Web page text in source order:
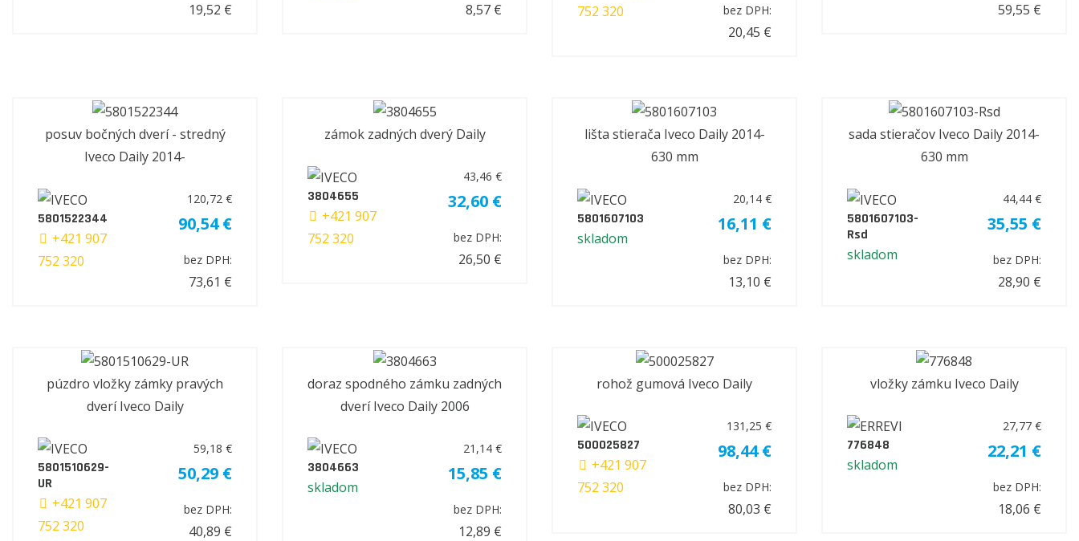
19,52 € 8,57 €
752 320
bez DPH:
20,45 €
59,55 €
posuv bočných dverí - stredný
Iveco Daily 2014-
5801522344
+421 907
752 320
120,72 €
90,54 €
bez DPH:
73,61 €
zámok zadných dverý Daily
3804655
+421 907
752 320
43,46 €
32,60 €
bez DPH:
26,50 €
lišta stierača Iveco Daily 2014-
630 mm
5801607103
skladom
20,14 €
16,11 €
bez DPH:
13,10 €
sada stieračov Iveco Daily 2014-
630 mm
5801607103-
Rsd
skladom
44,44 €
35,55 €
bez DPH:
28,90 €
púzdro vložky zámky pravých
dverí Iveco Daily
5801510629-
UR
+421 907
752 320
59,18 €
50,29 €
bez DPH:
40,89 €
doraz spodného zámku zadných
dverí Iveco Daily 2006
3804663
skladom
21,14 €
15,85 €
bez DPH:
12,89 €
rohož gumová Iveco Daily
500025827
+421 907
752 320
131,25 €
98,44 €
bez DPH:
80,03 €
vložky zámku Iveco Daily
776848
skladom
27,77 €
22,21 €
bez DPH:
18,06 €